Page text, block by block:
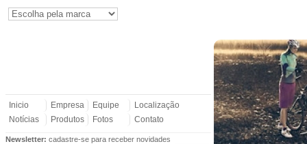
Inicio Empresa Equipe
Localização
Notícias
Produtos Fotos Contato
Newsletter: cadastre-se para receber novidades